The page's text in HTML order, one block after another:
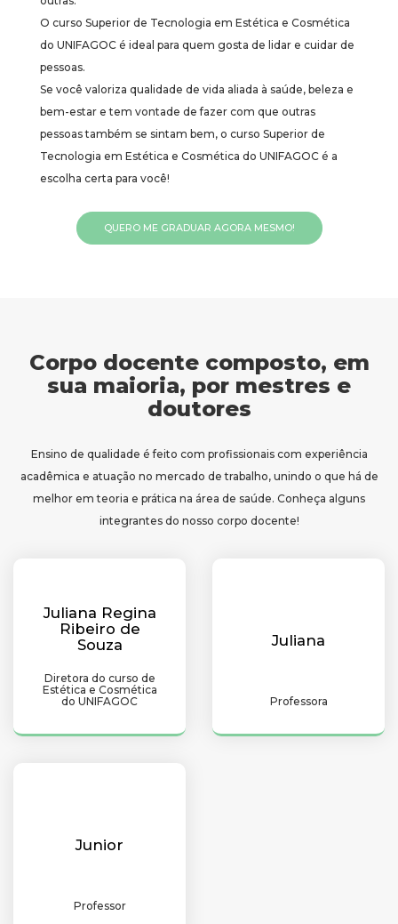
O curso Superior de Tecnologia em Estética e Cosmética
do UNIFAGOC é ideal para quem gosta de lidar e cuidar de
pessoas.
Se você valoriza qualidade de vida aliada à saúde, beleza e
bem-estar e tem vontade de fazer com que outras
pessoas também se sintam bem, o curso Superior de
Tecnologia em Estética e Cosmética do UNIFAGOC é a
escolha certa para você!
QUERO ME GRADUAR AGORA MESMO!
Corpo docente composto, em
sua maioria, por mestres e
doutores
Ensino de qualidade é feito com profissionais com experiência
acadêmica e atuação no mercado de trabalho, unindo o que há de
melhor em teoria e prática na área de saúde. Conheça alguns
integrantes do nosso corpo docente!
Juliana Regina
Ribeiro de
Souza
Diretora do curso de
Estética e Cosmética
do UNIFAGOC
Juliana
Professora
Junior
Professor